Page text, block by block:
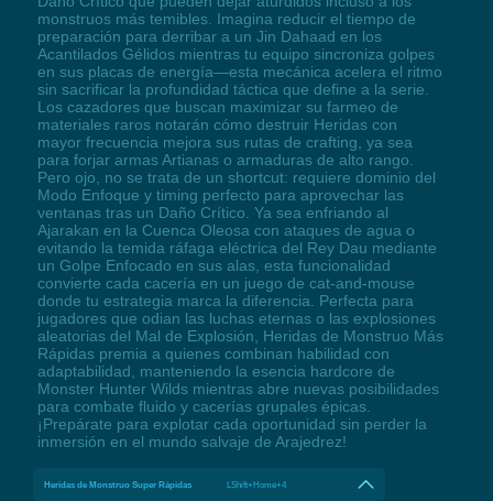
monstruos más temibles. Imagina reducir el tiempo de
preparación para derribar a un Jin Dahaad en los
Acantilados Gélidos mientras tu equipo sincroniza golpes
en sus placas de energía—esta mecánica acelera el ritmo
sin sacrificar la profundidad táctica que define a la serie.
Los cazadores que buscan maximizar su farmeo de
materiales raros notarán cómo destruir Heridas con
mayor frecuencia mejora sus rutas de crafting, ya sea
para forjar armas Artianas o armaduras de alto rango.
Pero ojo, no se trata de un shortcut: requiere dominio del
Modo Enfoque y timing perfecto para aprovechar las
ventanas tras un Daño Crítico. Ya sea enfriando al
Ajarakan en la Cuenca Oleosa con ataques de agua o
evitando la temida ráfaga eléctrica del Rey Dau mediante
un Golpe Enfocado en sus alas, esta funcionalidad
convierte cada cacería en un juego de cat-and-mouse
donde tu estrategia marca la diferencia. Perfecta para
jugadores que odian las luchas eternas o las explosiones
aleatorias del Mal de Explosión, Heridas de Monstruo Más
Rápidas premia a quienes combinan habilidad con
adaptabilidad, manteniendo la esencia hardcore de
Monster Hunter Wilds mientras abre nuevas posibilidades
para combate fluido y cacerías grupales épicas.
¡Prepárate para explotar cada oportunidad sin perder la
inmersión en el mundo salvaje de Arajedrez!
Heridas de Monstruo Super Rápidas LShift+Home+4